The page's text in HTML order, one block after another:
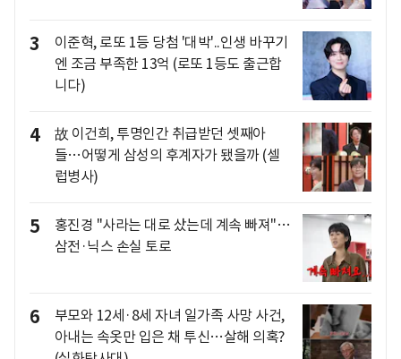
3
이준혁, 로또 1등 당첨 '대박'..인생 바꾸기
엔 조금 부족한 13억 (로또 1등도 출근합
니다)
4
故 이건희, 투명인간 취급받던 셋째아
들…어떻게 삼성의 후계자가 됐을까 (셀
럽병사)
5
홍진경 "사라는 대로 샀는데 계속 빠져"…
삼전·닉스 손실 토로
6
부모와 12세·8세 자녀 일가족 사망 사건,
아내는 속옷만 입은 채 투신…살해 의혹?